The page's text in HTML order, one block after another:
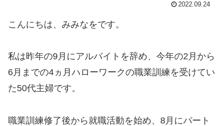
2022.09.24
こんにちは、みみなをです。
私は昨年の9月にアルバイトを辞め、今年の2月から
6月までの4ヵ月ハローワークの職業訓練を受けてい
た50代主婦です。
職業訓練修了後から就職活動を始め、8月にパート